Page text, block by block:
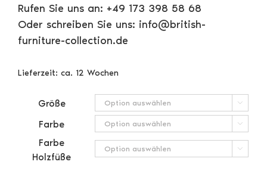
Rufen Sie uns an: +49 173 398 58 68
Oder schreiben Sie uns: info@british-
furniture-collection.de
Lieferzeit: ca. 12 Wochen
Größe 
Farbe 
Farbe
Holzfüße
